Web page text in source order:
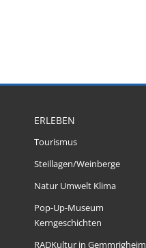
ERLEBEN
Tourismus
Steillagen/Weinberge
Natur Umwelt Klima
Pop-Up-Museum
Kerngeschichten
RADKultur in Gemmrigheim